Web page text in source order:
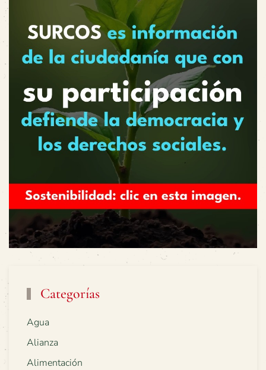
Categorías
Agua
Alianza
Alimentación